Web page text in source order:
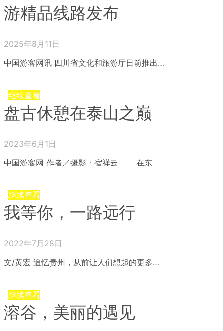
游精品线路发布
2025年8月11日
中国游客网讯 四川省文化和旅游厅日前推出…
继续查看
盘古休憩在泰山之巅
2023年6月1日
中国游客网 作者／摄影：宿祥云 在东…
继续查看
我等你，一路远行
2022年7月28日
文/黄宏 追忆贵州，从前让人们想起的更多…
继续查看
溶谷，美丽的遇见